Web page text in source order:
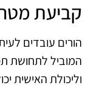
קביעת
הורים עובדים
המוביל לתחושת
וליכולת האישית